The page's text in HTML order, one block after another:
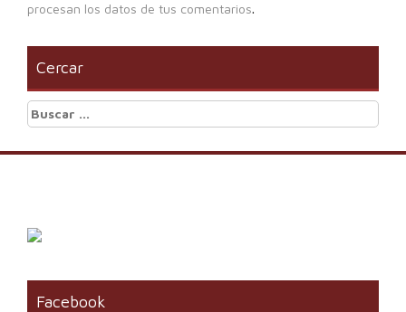
procesan los datos de tus comentarios.
Cercar
Buscar:
Facebook